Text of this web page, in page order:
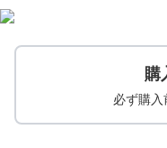
購
必ず購入